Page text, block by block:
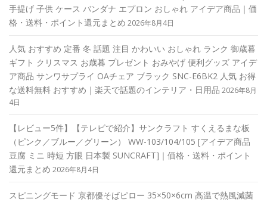
手提げ 子供 ケース バンダナ エプロン おしゃれ アイデア商品｜価
格・送料・ポイント還元まとめ 2026年8月4日
人気 おすすめ 定番 冬 話題 注目 かわいい おしゃれ ランク 御歳暮
ギフト クリスマス お歳暮 プレゼント おみやげ 便利グッズ アイデ
ア商品 サンワサプライ OAチェア ブラック SNC-E6BK2 人気 お得
な送料無料 おすすめ｜楽天で話題のインテリア・日用品 2026年8月
4日
【レビュー5件】【テレビで紹介】サンクラフト すくえるまな板
（ピンク／ブルー／グリーン） WW-103/104/105 [アイデア商品
豆腐 ミニ 時短 方眼 日本製 SUNCRAFT]｜価格・送料・ポイント
還元まとめ 2026年8月4日
スピニングモード 京都優そばピロー 35×50×6cm 高温で熱風減菌